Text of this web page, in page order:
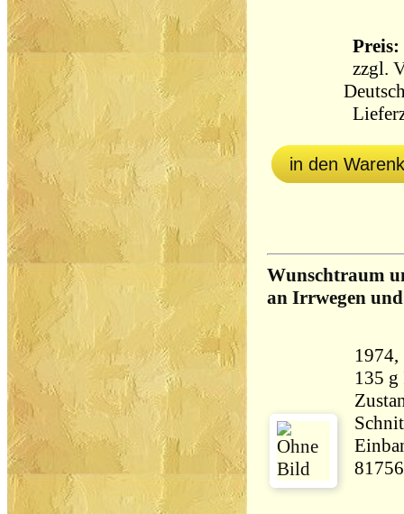
Preis:
zzgl.
in den
Wunschtraum
an Irrwegen
1974,
135
81756